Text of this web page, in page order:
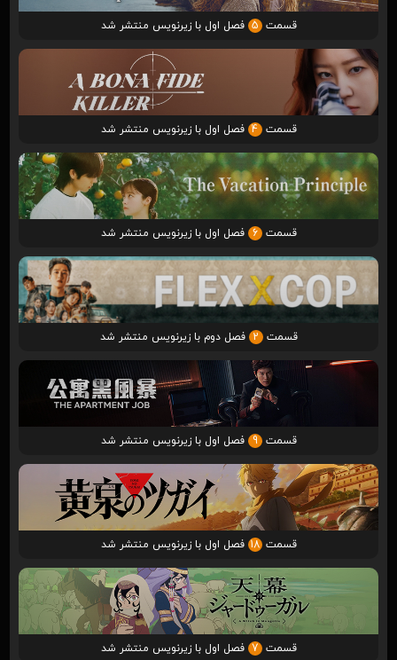
قسمت 5 فصل اول با زیرنویس منتشر شد
قسمت 4 فصل اول با زیرنویس منتشر شد
قسمت 6 فصل اول با زیرنویس منتشر شد
قسمت 2 فصل دوم با زیرنویس منتشر شد
قسمت 9 فصل اول با زیرنویس منتشر شد
قسمت18 فصل اول با زیرنویس منتشر شد
قسمت 7 فصل اول با زیرنویس منتشر شد